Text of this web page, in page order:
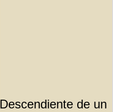
Descendiente de un